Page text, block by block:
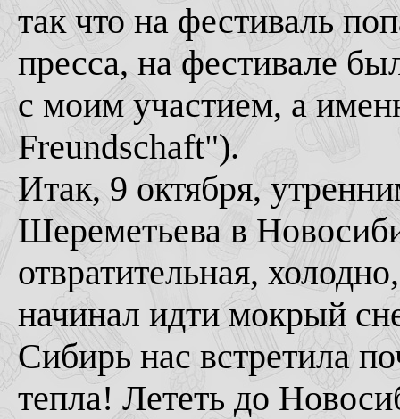
так что на фестиваль
пресса, на фестивале
с моим участием, а
Freundschaft").
Итак, 9 октября,
Шереметьева в
отвратительная,
начинал идти мокрый
Сибирь нас встретила
тепла! Лететь до